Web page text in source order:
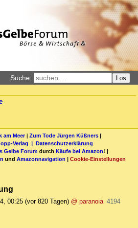
Suche: Los
am Meer| Zum Tode Jürgen Küßners |
Verlag | Datenschutzerklärung
Gelbe Forum durch Käufe bei Amazon! |
und Amazonnavigation | Cookie-Einstellungen
00:25 (vor 820 Tagen) @ paranoia 4194